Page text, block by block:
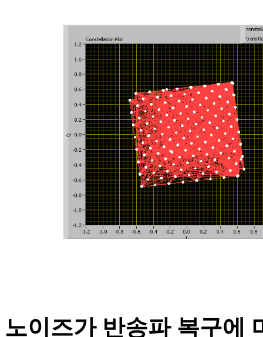
노이즈가 반송파 복구에